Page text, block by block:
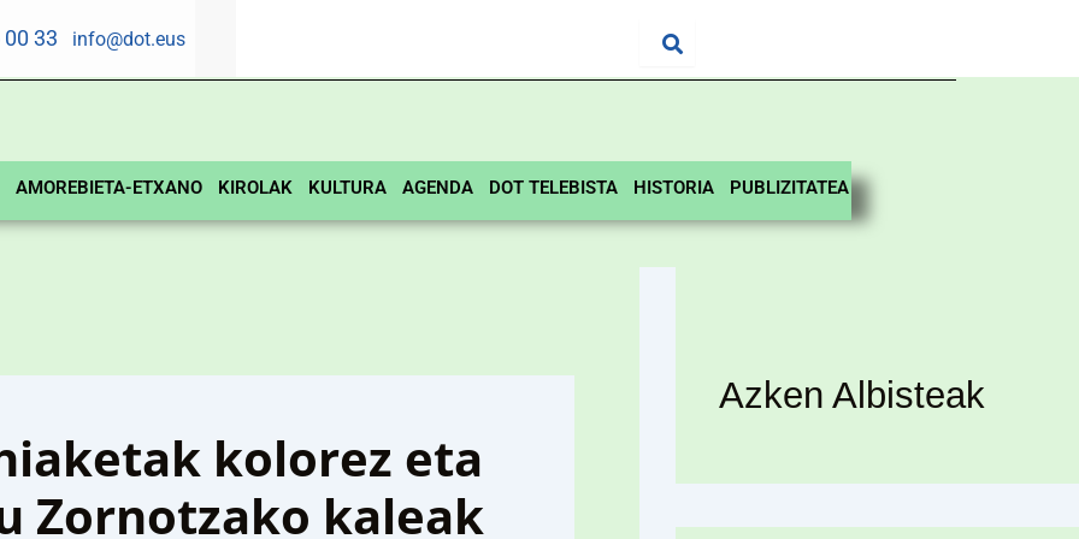
00 33 info@dot.eus
AMOREBIETA-ETXANO KIROLAK KULTURA AGENDA DOT TELEBISTA HISTORIA PUBLIZITATEA
kolorez eta
Zornotzako kaleak
Azken Albisteak